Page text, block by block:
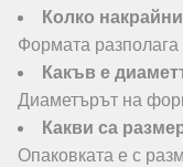
Колко
Формата разполага
Какъв е
Диаметърът на
Какви са
Опаковката е с